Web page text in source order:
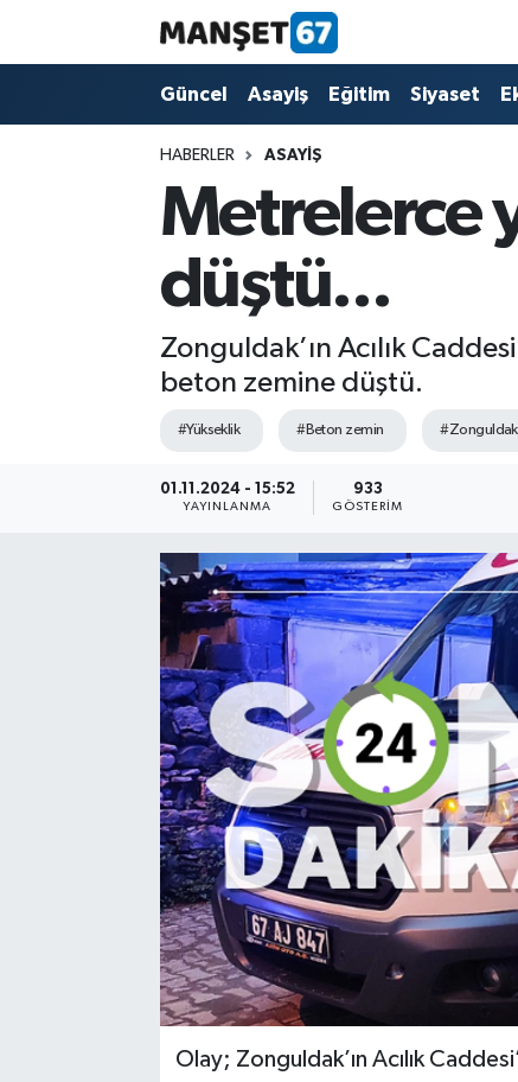
Güncel Asayiş Eğitim Siyaset
HABERLER ASAYIŞ
Metrelerce
düştü...
Zonguldak’ın Acılık
beton zemine düştü.
#Yükseklik #Beton zemin #Zonguldak
01.11.2024 - 15:52
YAYINLANMA
933
GÖSTERIM
Olay; Zonguldak’ın Acılık